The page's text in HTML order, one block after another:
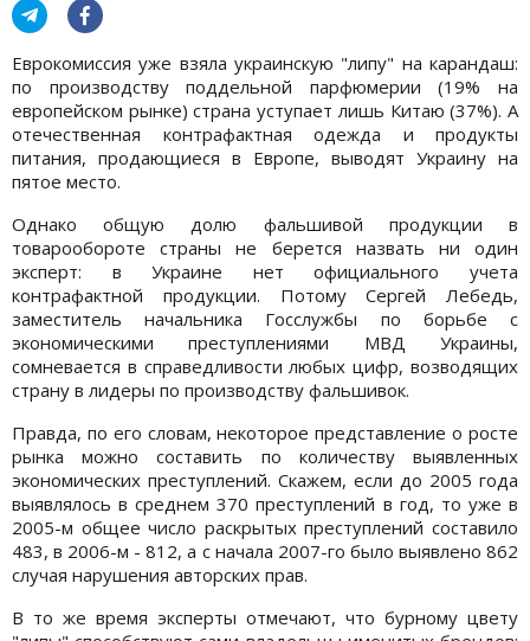
Еврокомиссия уже взяла украинскую "липу" на карандаш:
по производству поддельной парфюмерии (19% на
европейском рынке) страна уступает лишь Китаю (37%). А
отечественная контрафактная одежда и продукты
питания, продающиеся в Европе, выводят Украину на
пятое место.
Однако общую долю фальшивой продукции в
товарообороте страны не берется назвать ни один
эксперт: в Украине нет официального учета
контрафактной продукции. Потому Сергей Лебедь,
заместитель начальника Госслужбы по борьбе с
экономическими преступлениями МВД Украины,
сомневается в справедливости любых цифр, возводящих
страну в лидеры по производству фальшивок.
Правда, по его словам, некоторое представление о росте
рынка можно составить по количеству выявленных
экономических преступлений. Скажем, если до 2005 года
выявлялось в среднем 370 преступлений в год, то уже в
2005-м общее число раскрытых преступлений составило
483, в 2006-м - 812, а с начала 2007-го было выявлено 862
случая нарушения авторских прав.
В то же время эксперты отмечают, что бурному цвету